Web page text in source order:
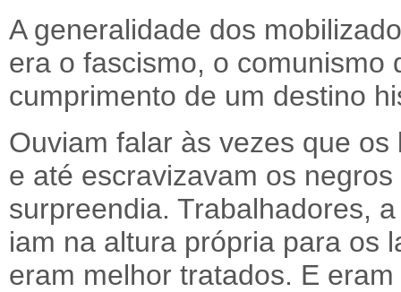
A generalidade dos
era o fascismo, o
cumprimento de um destino
Ouviam falar às vezes que
e até escravizavam os
surpreendia. Trabalhadores,
iam na altura própria para os
eram melhor tratados. E